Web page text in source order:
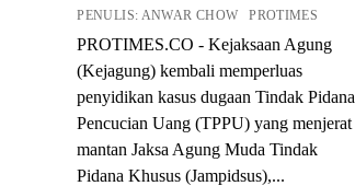
PENULIS: ANWAR CHOW PROTIMES
PROTIMES.CO - Kejaksaan Agung
(Kejagung) kembali memperluas
penyidikan kasus dugaan Tindak Pidana
Pencucian Uang (TPPU) yang menjerat
mantan Jaksa Agung Muda Tindak
Pidana Khusus (Jampidsus),...